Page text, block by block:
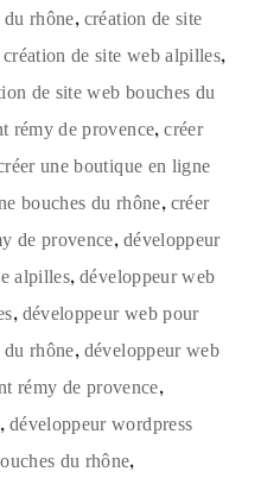
rhône, création de site
création de site web alpilles,
de site web bouches du
rémy de provence,créer
une boutique en ligne
bouches du rhône, créer
de provence, développeur
alpilles,développeur web
, développeur web pour
rhône, développeur web
rémy de provence,
, développeur wordpress
du rhône,